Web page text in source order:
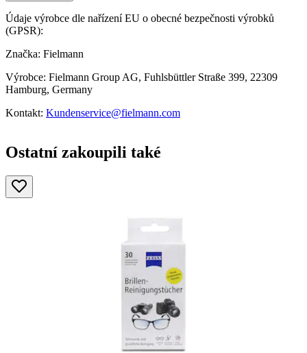
Údaje výrobce dle nařízení EU o obecné bezpečnosti výrobků
(GPSR):
Značka: Fielmann
Výrobce: Fielmann Group AG, Fuhlsbüttler Straße 399, 22309
Hamburg, Germany
Kontakt: Kundenservice@fielmann.com
Ostatní zakoupili také